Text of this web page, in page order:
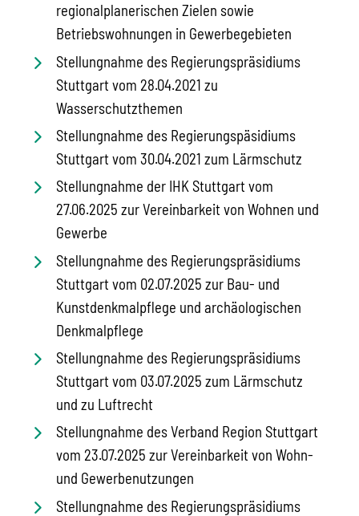
regionalplanerischen Zielen sowie
Betriebswohnungen in Gewerbegebieten
Stellungnahme des Regierungspräsidiums
Stuttgart vom 28.04.2021 zu
Wasserschutzthemen
Stellungnahme des Regierungspäsidiums
Stuttgart vom 30.04.2021 zum Lärmschutz
Stellungnahme der IHK Stuttgart vom
27.06.2025 zur Vereinbarkeit von Wohnen und
Gewerbe
Stellungnahme des Regierungspräsidiums
Stuttgart vom 02.07.2025 zur Bau- und
Kunstdenkmalpflege und archäologischen
Denkmalpflege
Stellungnahme des Regierungspräsidiums
Stuttgart vom 03.07.2025 zum Lärmschutz
und zu Luftrecht
Stellungnahme des Verband Region Stuttgart
vom 23.07.2025 zur Vereinbarkeit von Wohn-
und Gewerbenutzungen
Stellungnahme des Regierungspräsidiums